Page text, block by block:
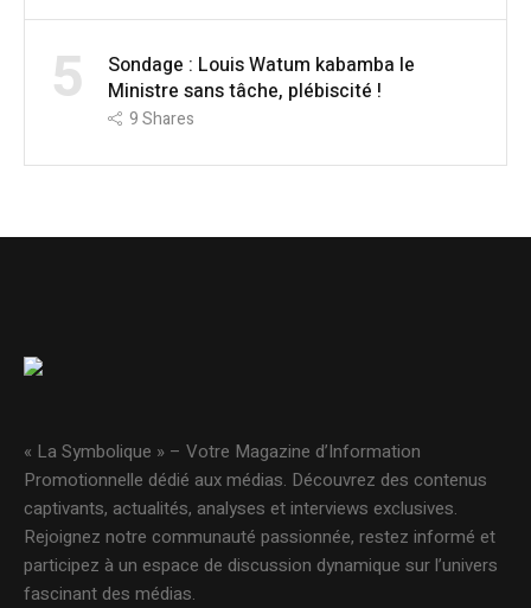
5
Sondage : Louis Watum kabamba le
Ministre sans tâche, plébiscité !
9Shares
« La Symbolique » – Votre Magazine d’Information
Promotionnelle dédié aux médias. Découvrez des contenus
captivants, actualités, analyses et interviews exclusives.
Rejoignez notre communauté passionnée, restez informé et
participez à un espace de discussion dynamique sur l’univers
fascinant des médias.